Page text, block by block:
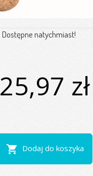
Dostępne natychmiast!
25,97 zł
shopping_cart Dodaj do koszyka